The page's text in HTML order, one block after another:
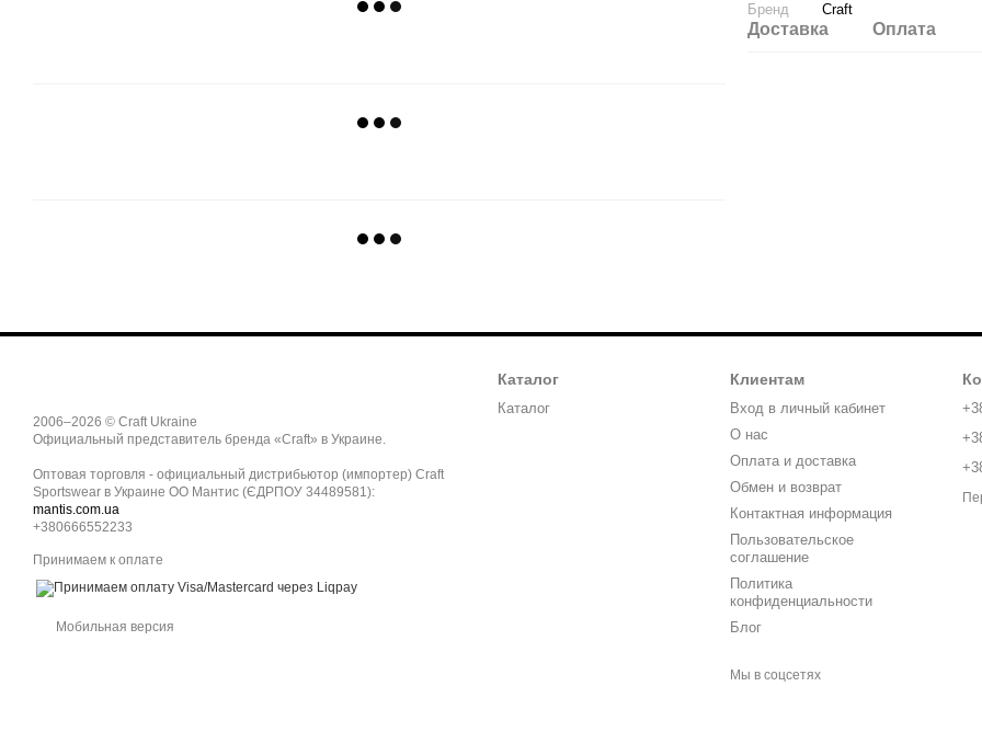
Бренд
Craft
Доставка Оплата
2006–2026 © Craft Ukraine
Официальный представитель бренда «Craft» в Украине.
Оптовая торговля - официальный дистрибьютор (импортер) Craft
Sportswear в Украине ОО Мантис (ЄДРПОУ 34489581):
mantis.com.ua
+380666552233
Принимаем к оплате
Мобильная версия
Каталог
Каталог
Клиентам
Вход в личный кабинет
О нас
Оплата и доставка
Обмен и возврат
Контактная информация
Пользовательское
соглашение
Политика
конфиденциальности
Блог
Мы в соцсетях